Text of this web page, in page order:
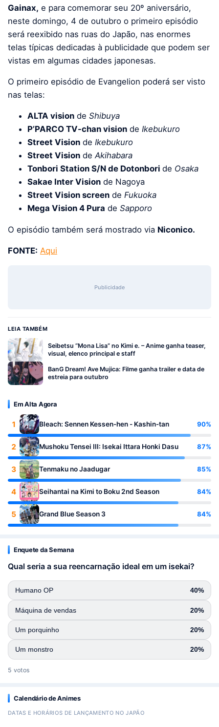
Gainax, e para comemorar seu 20º aniversário,
neste domingo, 4 de outubro o primeiro episódio
será reexibido nas ruas do Japão, nas enormes
telas típicas dedicadas à publicidade que podem ser
vistas em algumas cidades japonesas.
O primeiro episódio de Evangelion poderá ser visto
nas telas:
ALTA vision de Shibuya
P’PARCO TV-chan vision de Ikebukuro
Street Vision de Ikebukuro
Street Vision deAkihabara
Tonbori Station S/N de Dotonbori de Osaka
Sakae Inter Vision de Nagoya
Street Vision screen de Fukuoka
Mega Vision 4 Pura de Sapporo
O episódio também será mostrado via Niconico.
FONTE: Aqui
Publicidade
LEIA TAMBÉM
Seibetsu “Mona Lisa” no Kimi e. – Anime ganha teaser,
visual, elenco principal e staff
BanG Dream! Ave Mujica: Filme ganha trailer e data de
estreia para outubro
Em Alta Agora
1 Bleach: Sennen Kessen-hen - Kashin-tan 90%
2 Mushoku Tensei III: Isekai Ittara Honki Dasu 87%
3 Tenmaku no Jaadugar 85%
4 Seihantai na Kimi to Boku 2nd Season 84%
5 Grand Blue Season 3 84%
Enquete da Semana
Qual seria a sua reencarnação ideal em um isekai?
Humano OP 40%
Máquina de vendas 20%
Um porquinho 20%
Um monstro 20%
5 votos
Calendário de Animes
DATAS E HORÁRIOS DE LANÇAMENTO NO JAPÃO